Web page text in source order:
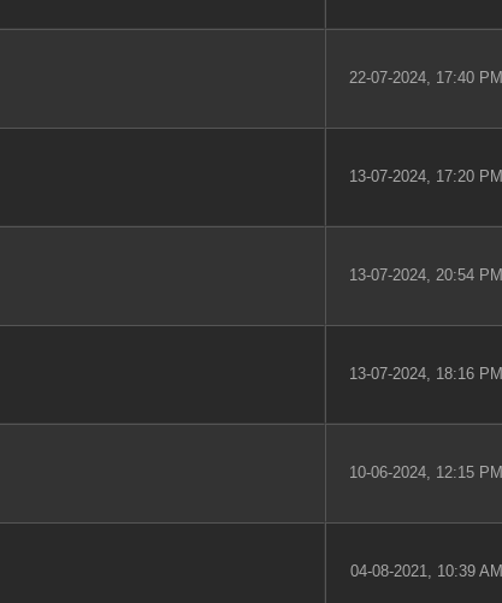
22-07-2024, 17:40 PM
13-07-2024, 17:20 PM
13-07-2024, 20:54 PM
13-07-2024, 18:16 PM
10-06-2024, 12:15 PM
04-08-2021, 10:39 AM